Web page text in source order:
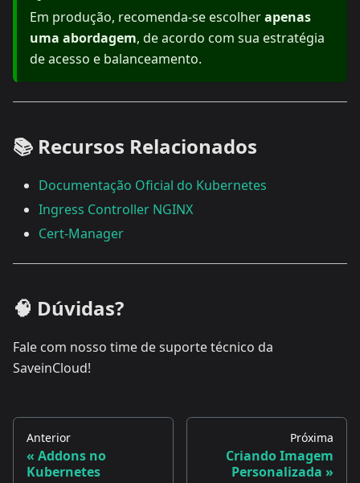
Em produção, recomenda-se escolherapenas
uma abordagem, de acordo com sua estratégia
de acesso e balanceamento.
📚 Recursos Relacionados
Documentação Oficial do Kubernetes
Ingress Controller NGINX
Cert-Manager
🧠 Dúvidas?
Fale com nosso time de suporte técnico da
SaveinCloud!
Anterior
Addons no
Kubernetes
Próxima
Criando Imagem
Personalizada